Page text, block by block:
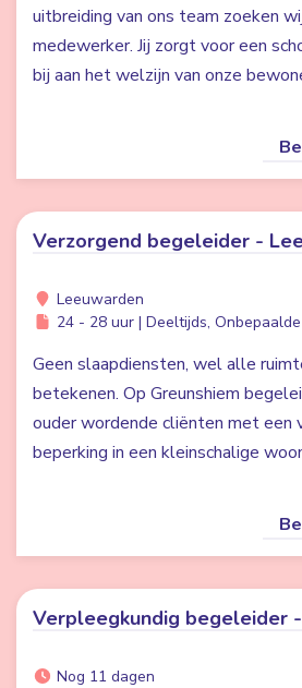
uitbreiding van ons team zoeken
medewerker. Jij zorgt voor een
bij aan het welzijn van onze
Verzorgend begeleider -
Leeuwarden
24 - 28 uur | Deeltijds,
Geen slaapdiensten, wel alle
betekenen. Op Greunshiem
ouder wordende cliënten met een
beperking in een kleinschalige
Verpleegkundig begeleider
Nog 11 dagen